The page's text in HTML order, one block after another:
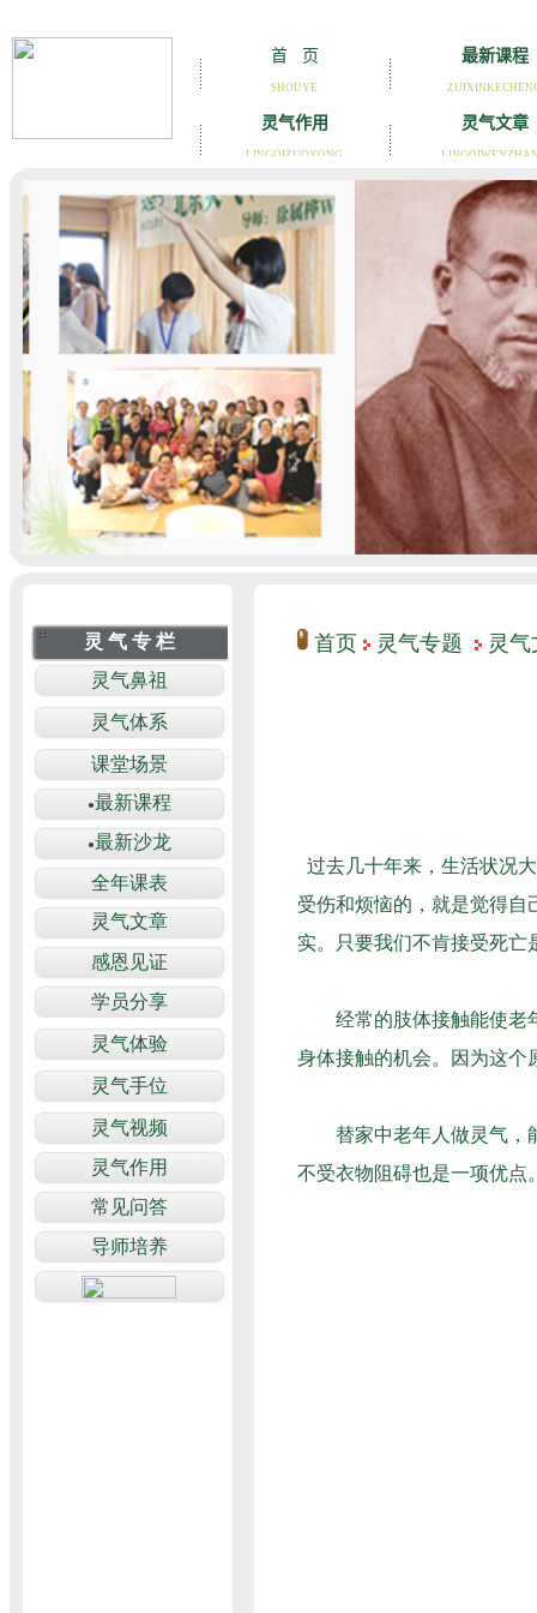
首页 灵气专题 灵气
过去几十年来，生活状况
受伤和烦恼的，就是觉得
实。只要我们不肯接受死亡
经常的肢体接触能使老年
身体接触的机会。因为这个
替家中老年人做灵气，能
不受衣物阻碍也是一项优点